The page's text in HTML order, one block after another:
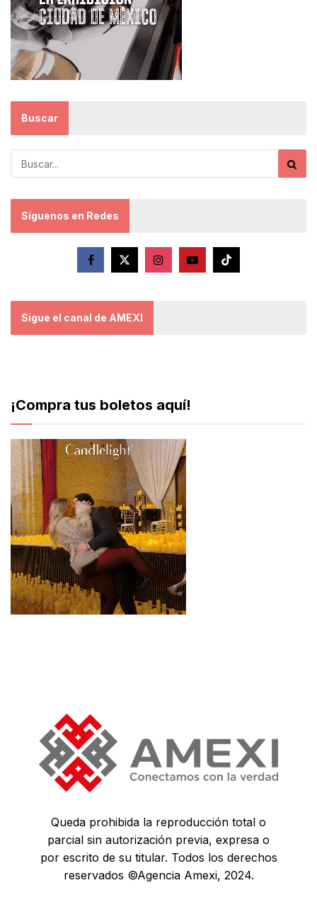
Buscar
Síguenos en Redes
Sigue el canal de AMEXI
¡Compra tus boletos aquí!
Queda prohibida la reproducción total o
parcial sin autorización previa, expresa o
por escrito de su titular. Todos los derechos
reservados ©Agencia Amexi, 2024.